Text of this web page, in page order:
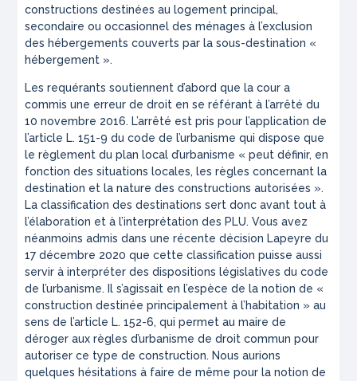
constructions destinées au logement principal,
secondaire ou occasionnel des ménages à l’exclusion
des hébergements couverts par la sous-destination «
hébergement ».
Les requérants soutiennent d’abord que la cour a
commis une erreur de droit en se référant à l’arrêté du
10 novembre 2016. L’arrêté est pris pour l’application de
l’article L. 151-9 du code de l’urbanisme qui dispose que
le règlement du plan local d’urbanisme « peut définir, en
fonction des situations locales, les règles concernant la
destination et la nature des constructions autorisées ».
La classification des destinations sert donc avant tout à
l’élaboration et à l’interprétation des PLU. Vous avez
néanmoins admis dans une récente décision Lapeyre du
17 décembre 2020 que cette classification puisse aussi
servir à interpréter des dispositions législatives du code
de l’urbanisme. Il s’agissait en l’espèce de la notion de «
construction destinée principalement à l’habitation » au
sens de l’article L. 152-6, qui permet au maire de
déroger aux règles d’urbanisme de droit commun pour
autoriser ce type de construction. Nous aurions
quelques hésitations à faire de même pour la notion de